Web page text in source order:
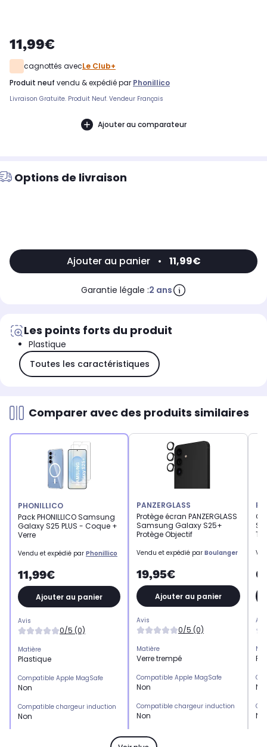
11,99€
cagnottés avecLe Club+
produit neuf vendu & expédié par Phonillico
Livraison Gratuite. Produit Neuf. Vendeur Français
Ajouter au comparateur
Options de livraison
Ajouter au panier • 11,99€
Garantie légale :2 ans
Les points forts du produit
Plastique
Toutes les caractéristiques
Comparer avec des produits similaires
PHONILLICO
Pack PHONILLICO Samsung
Galaxy S25 PLUS - Coque +
Verre
Vendu et expédié par Phonillico
11,99€
Ajouter au panier
Avis
0/5 (0)
Matière
Plastique
Compatible Apple MagSafe
Non
Compatible chargeur induction
Non
PANZERGLASS
Protège écran PANZERGLASS
Samsung Galaxy S25+
Protège Objectif
Vendu et expédié par Boulanger
19,95€
Ajouter au panier
Avis
0/5 (0)
Matière
Verre trempé
Compatible Apple MagSafe
Non
Compatible chargeur induction
Non
Emplacement(s) carte(s)
Non